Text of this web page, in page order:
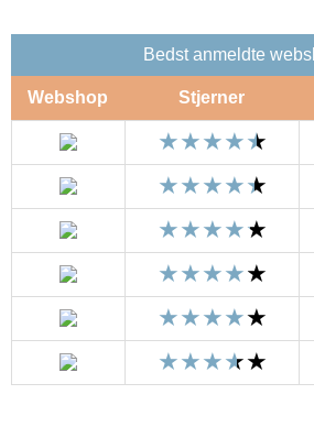
Bedst anmeldte
Webshop Stjerner